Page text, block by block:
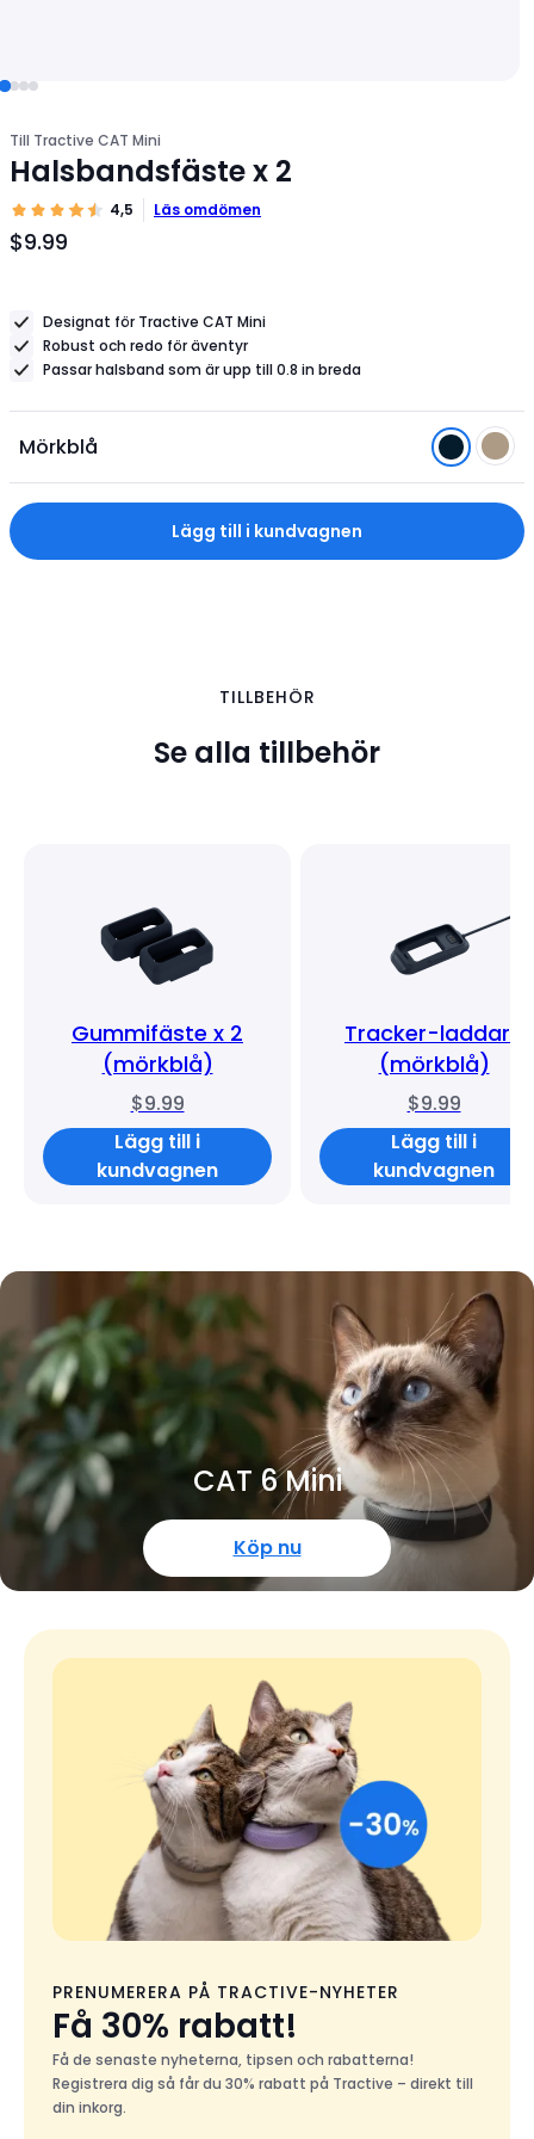
Till Tractive CAT Mini
Halsbandsfäste x 2
4,5 Läs omdömen
$9.99
Produktpris
Designat för Tractive CAT Mini
Robust och redo för äventyr
Passar halsband som är upp till 0.8 in breda
Mörkblå
Lägg till i kundvagnen
TILLBEHÖR
Se alla tillbehör
Gummifäste x 2
(mörkblå)
$9.99
Lägg till i
kundvagnen
Tracker-laddare
(mörkblå)
$9.99
Lägg till i
kundvagnen
CAT 6 Mini
Köp nu
PRENUMERERA PÅ TRACTIVE-NYHETER
Få 30% rabatt!
Få de senaste nyheterna, tipsen och rabatterna!
Registrera dig så får du 30% rabatt på Tractive – direkt till
din inkorg.